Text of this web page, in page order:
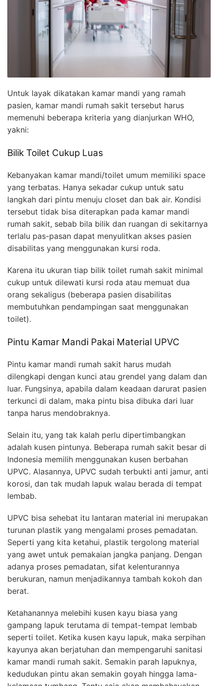
Untuk layak dikatakan kamar mandi yang ramah
pasien, kamar mandi rumah sakit tersebut harus
memenuhi beberapa kriteria yang dianjurkan WHO,
yakni:
Bilik Toilet Cukup Luas
Kebanyakan kamar mandi/toilet umum memiliki space
yang terbatas. Hanya sekadar cukup untuk satu
langkah dari pintu menuju closet dan bak air. Kondisi
tersebut tidak bisa diterapkan pada kamar mandi
rumah sakit, sebab bila bilik dan ruangan di sekitarnya
terlalu pas-pasan dapat menyulitkan akses pasien
disabilitas yang menggunakan kursi roda.
Karena itu ukuran tiap bilik toilet rumah sakit minimal
cukup untuk dilewati kursi roda atau memuat dua
orang sekaligus (beberapa pasien disabilitas
membutuhkan pendampingan saat menggunakan
toilet).
Pintu Kamar Mandi Pakai Material UPVC
Pintu kamar mandi rumah sakit harus mudah
dilengkapi dengan kunci atau grendel yang dalam dan
luar. Fungsinya, apabila dalam keadaan darurat pasien
terkunci di dalam, maka pintu bisa dibuka dari luar
tanpa harus mendobraknya.
Selain itu, yang tak kalah perlu dipertimbangkan
adalah kusen pintunya. Beberapa rumah sakit besar di
Indonesia memilih menggunakan kusen berbahan
UPVC. Alasannya, UPVC sudah terbukti anti jamur, anti
korosi, dan tak mudah lapuk walau berada di tempat
lembab.
UPVC bisa sehebat itu lantaran material ini merupakan
turunan plastik yang mengalami proses pemadatan.
Seperti yang kita ketahui, plastik tergolong material
yang awet untuk pemakaian jangka panjang. Dengan
adanya proses pemadatan, sifat kelenturannya
berukuran, namun menjadikannya tambah kokoh dan
berat.
Ketahanannya melebihi kusen kayu biasa yang
gampang lapuk terutama di tempat-tempat lembab
seperti toilet. Ketika kusen kayu lapuk, maka serpihan
kayunya akan berjatuhan dan mempengaruhi sanitasi
kamar mandi rumah sakit. Semakin parah lapuknya,
kedudukan pintu akan semakin goyah hingga lama-